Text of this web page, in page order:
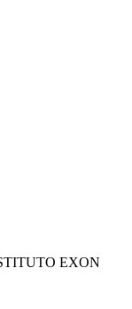
EXON